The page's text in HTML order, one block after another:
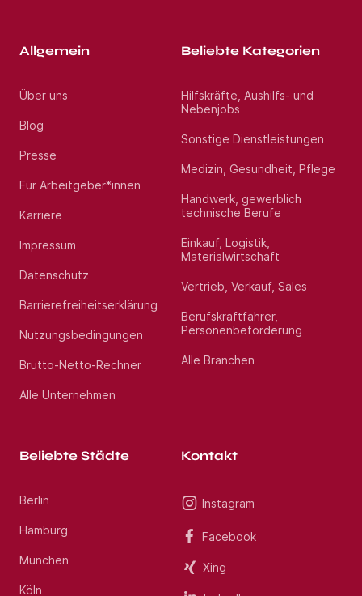
Allgemein
Über uns
Blog
Presse
Für Arbeitgeber*innen
Karriere
Impressum
Datenschutz
Barrierefreiheitserklärung
Nutzungsbedingungen
Brutto-Netto-Rechner
Alle Unternehmen
Beliebte Kategorien
Hilfskräfte, Aushilfs- und
Nebenjobs
Sonstige Dienstleistungen
Medizin, Gesundheit, Pflege
Handwerk, gewerblich
technische Berufe
Einkauf, Logistik,
Materialwirtschaft
Vertrieb, Verkauf, Sales
Berufskraftfahrer,
Personenbeförderung
Alle Branchen
Beliebte Städte
Berlin
Hamburg
München
Köln
Kontakt
Instagram
Facebook
Xing